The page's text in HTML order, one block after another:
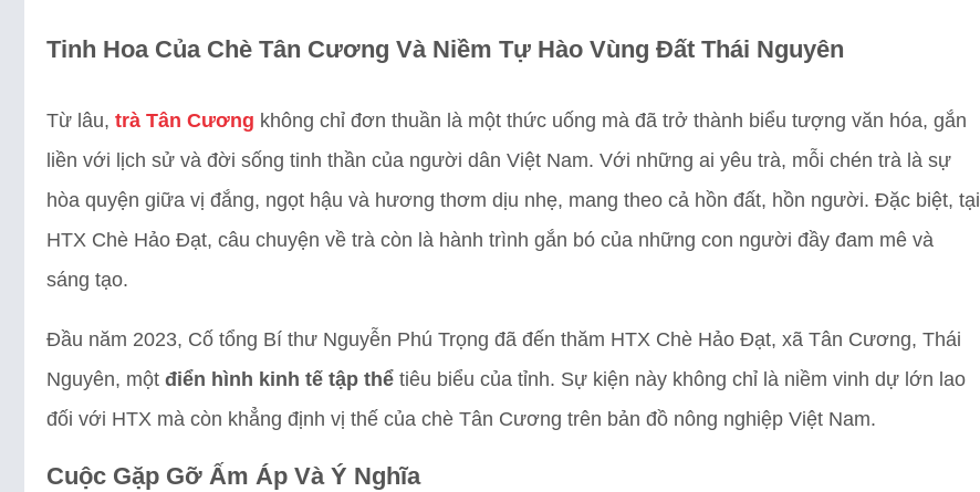
Tinh Hoa Của Chè Tân Cương Và Niềm Tự Hào Vùng Đất Thái Nguyên
Từ lâu, trà Tân Cương không chỉ đơn thuần là một thức uống mà đã trở thành biểu tượng văn hóa, gắn
liền với lịch sử và đời sống tinh thần của người dân Việt Nam. Với những ai yêu trà, mỗi chén trà là sự
hòa quyện giữa vị đắng, ngọt hậu và hương thơm dịu nhẹ, mang theo cả hồn đất, hồn người. Đặc biệt, tại
HTX Chè Hảo Đạt, câu chuyện về trà còn là hành trình gắn bó của những con người đầy đam mê và
sáng tạo.
Đầu năm 2023, Cố tổng Bí thư Nguyễn Phú Trọng đã đến thăm HTX Chè Hảo Đạt, xã Tân Cương, Thái
Nguyên, một điển hình kinh tế tập thể tiêu biểu của tỉnh. Sự kiện này không chỉ là niềm vinh dự lớn lao
đối với HTX mà còn khẳng định vị thế của chè Tân Cương trên bản đồ nông nghiệp Việt Nam.
Cuộc Gặp Gỡ Ấm Áp Và Ý Nghĩa